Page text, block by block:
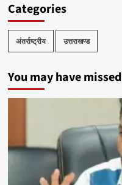
Categories
अंतर्राष्ट्रीय उत्तराखण्ड
You may have missed